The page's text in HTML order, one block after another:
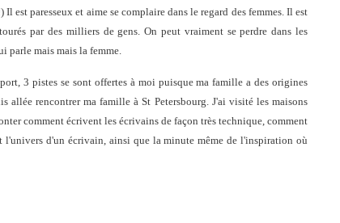
est paresseux et aime se complaire dans le regard des femmes. Il est
par des milliers de gens. On peut vraiment se perdre dans les
parle mais mais la femme.
3 pistes se sont offertes à moi puisque ma famille a des origines
allée rencontrer ma famille à St Petersbourg. J'ai visité les maisons
comment écrivent les écrivains de façon très technique, comment
l'univers d'un écrivain, ainsi que la minute même de l'inspiration où